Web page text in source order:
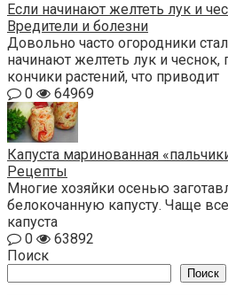
Если начинают желтеть лук и
Вредители и болезни
Довольно часто огородники
начинают желтеть лук и чеснок,
кончики растений, что приводит
0
64969
Капуста маринованная
Рецепты
Многие хозяйки осенью
белокочанную капусту. Чаще
капуста
0
63892
Поиск
Поиск